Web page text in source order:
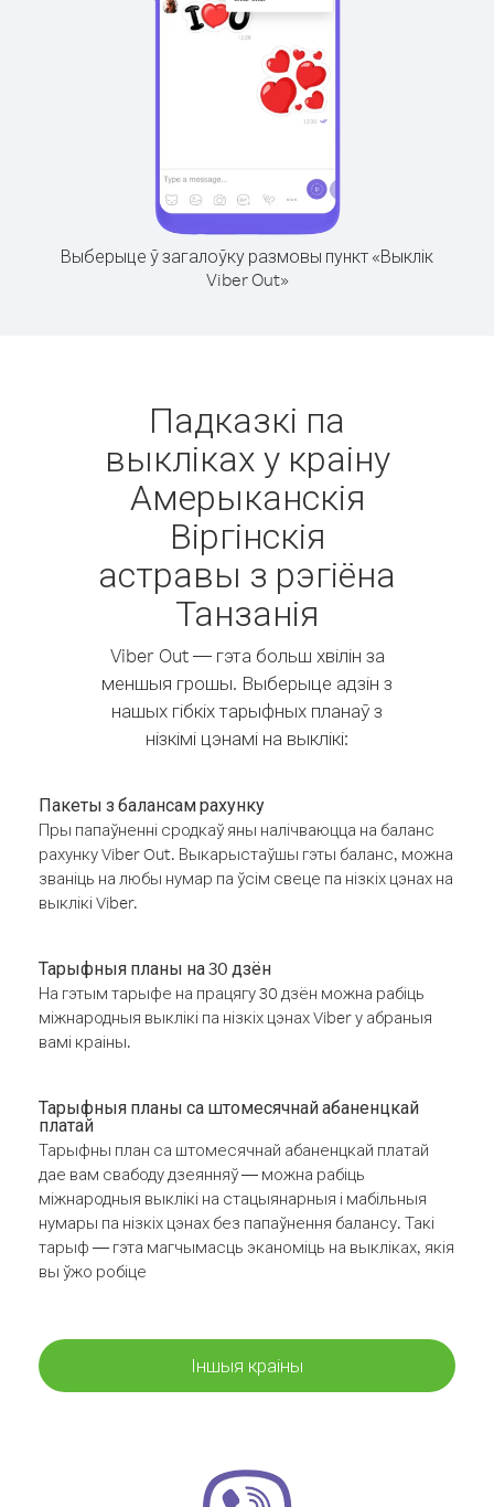
Выберыце ў загалоўку размовы пункт «Выклік
Viber Out»
Падказкі па
выкліках у краіну
Амерыканскія
Віргінскія
астравы з рэгіёна
Танзанія
Viber Out — гэта больш хвілін за
меншыя грошы. Выберыце адзін з
нашых гібкіх тарыфных планаў з
нізкімі цэнамі на выклікі:
Пакеты з балансам рахунку
Пры папаўненні сродкаў яны налічваюцца на баланс
рахунку Viber Out. Выкарыстаўшы гэты баланс, можна
званіць на любы нумар па ўсім свеце па нізкіх цэнах на
выклікі Viber.
Тарыфныя планы на 30 дзён
На гэтым тарыфе на працягу 30 дзён можна рабіць
міжнародныя выклікі па нізкіх цэнах Viber у абраныя
вамі краіны.
Тарыфныя планы са штомесячнай абаненцкай
платай
Тарыфны план са штомесячнай абаненцкай платай
дае вам свабоду дзеянняў — можна рабіць
міжнародныя выклікі на стацыянарныя і мабільныя
нумары па нізкіх цэнах без папаўнення балансу. Такі
тарыф — гэта магчымасць эканоміць на выкліках, якія
вы ўжо робіце
Іншыя краіны